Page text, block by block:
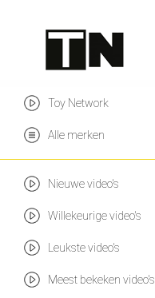
Toy Network
Alle merken
Nieuwe video's
Willekeurige video's
Leukste video's
Meest bekeken video's